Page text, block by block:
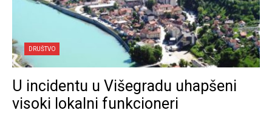
DRUŠTVO
U incidentu u Višegradu uhapšeni
visoki lokalni funkcioneri